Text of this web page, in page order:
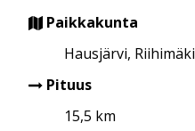
Paikkakunta
Hausjärvi, Riihimäki
Pituus
15,5 km